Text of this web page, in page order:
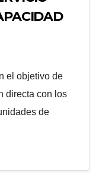
el objetivo de
directa con los
de